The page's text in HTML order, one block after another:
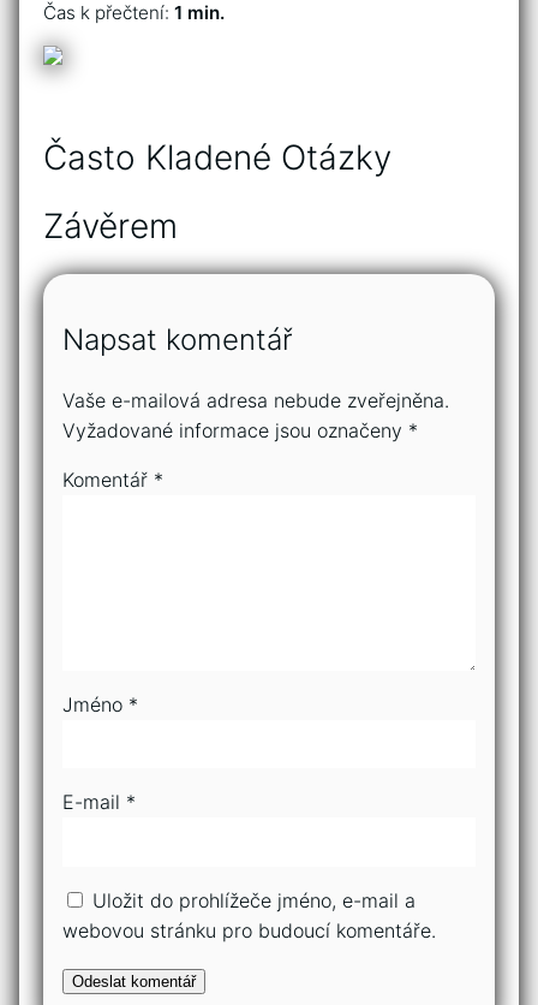
Čas k přečtení: 1 min.
Často Kladené Otázky
Závěrem
Napsat komentář
Vaše e-mailová adresa nebude zveřejněna.
Vyžadované informace jsou označeny *
Komentář *
Jméno *
E-mail *
Uložit do prohlížeče jméno, e-mail a
webovou stránku pro budoucí komentáře.